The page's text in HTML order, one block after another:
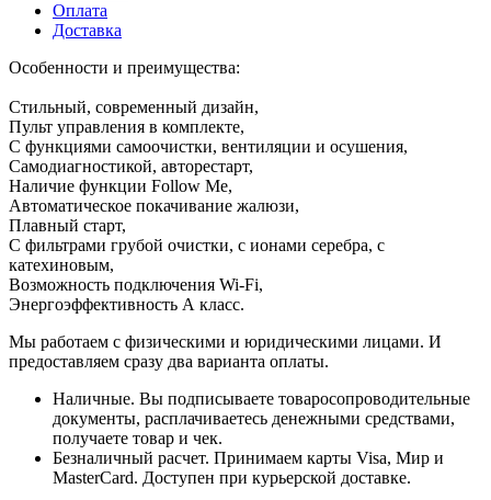
Оплата
Доставка
Особенности и преимущества:
Стильный, современный дизайн,
Пульт управления в комплекте,
С функциями самоочистки, вентиляции и осушения,
Самодиагностикой, авторестарт,
Наличие функции Follow Me,
Автоматическое покачивание жалюзи,
Плавный старт,
С фильтрами грубой очистки, с ионами серебра, с
катехиновым,
Возможность подключения Wi-Fi,
Энергоэффективность А класс.
Мы работаем с физическими и юридическими лицами. И
предоставляем сразу два варианта оплаты.
Наличные. Вы подписываете товаросопроводительные
документы, расплачиваетесь денежными средствами,
получаете товар и чек.
Безналичный расчет. Принимаем карты Visa, Мир и
MasterCard. Доступен при курьерской доставке.